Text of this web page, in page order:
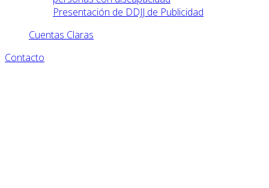
Presentación de DDJJ de Publicidad
Cuentas Claras
Contacto